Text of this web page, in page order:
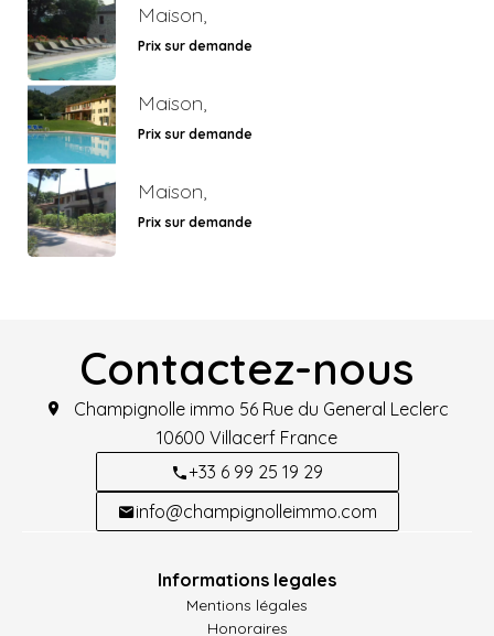
Maison,
Prix sur demande
Maison,
Prix sur demande
Maison,
Prix sur demande
Contactez-nous
Champignolle immo 56 Rue du General Leclerc
10600 Villacerf France
+33 6 99 25 19 29
info@champignolleimmo.com
Informations legales
Mentions légales
Honoraires